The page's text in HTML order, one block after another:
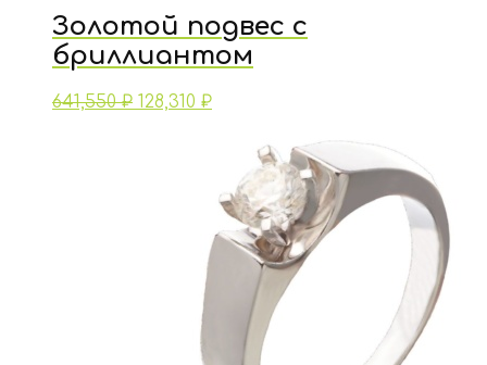
Золотой подвес с
бриллиантом
641,550₽ 128,310 ₽